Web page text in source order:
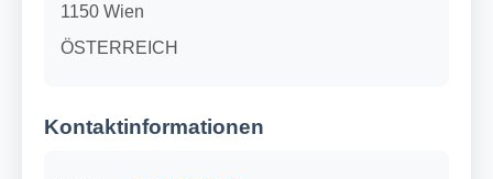
1150 Wien
ÖSTERREICH
Kontaktinformationen